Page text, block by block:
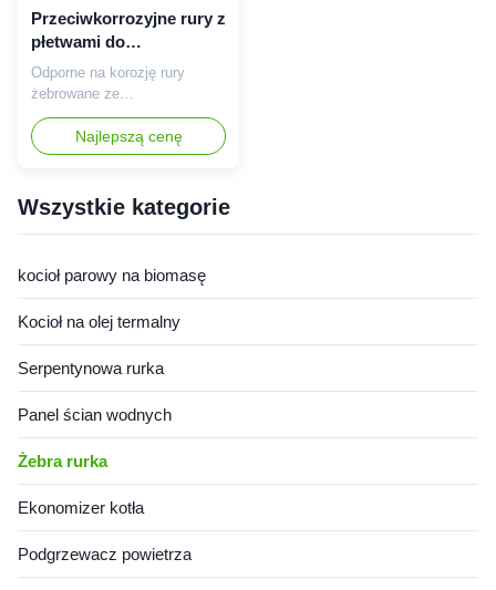
Przeciwkorrozyjne rury z
płetwami do
przemysłowego
przenoszenia ciepła z
strukturą płetwy
Odporne na korozję rury
żebrowane ze
zoptymalizowaną strukturą
żeberek zapewniającą
doskonałą wydajność
stali węglowej/nierdzewnej,
pracujące w temperaturze do
ekonomizerów w trudnych
warunkach przemysłowych.
Najlepszą cenę
Wszystkie kategorie
kocioł parowy na biomasę
Kocioł na olej termalny
Serpentynowa rurka
Panel ścian wodnych
Żebra rurka
Ekonomizer kotła
Podgrzewacz powietrza